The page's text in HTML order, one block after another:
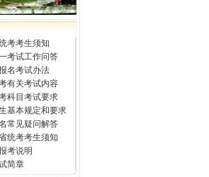
考考生须知
考试工作问答
名考试办法
有关考试内容
科目考试要求
基本规定和要求
常见疑问解答
统考考生须知
考说明
简章